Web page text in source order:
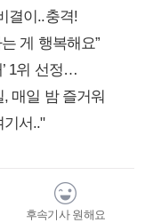
결이..충격!
게 행복해요”
1위 선정…
매일 밤 즐거워
기서.."
후속기사 원해요